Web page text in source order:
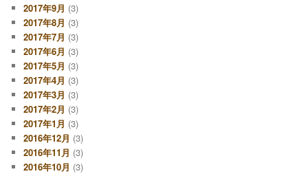
2017年9月 (3)
2017年8月 (3)
2017年7月 (3)
2017年6月 (3)
2017年5月 (3)
2017年4月 (3)
2017年3月 (3)
2017年2月 (3)
2017年1月 (3)
2016年12月 (3)
2016年11月 (3)
2016年10月 (3)